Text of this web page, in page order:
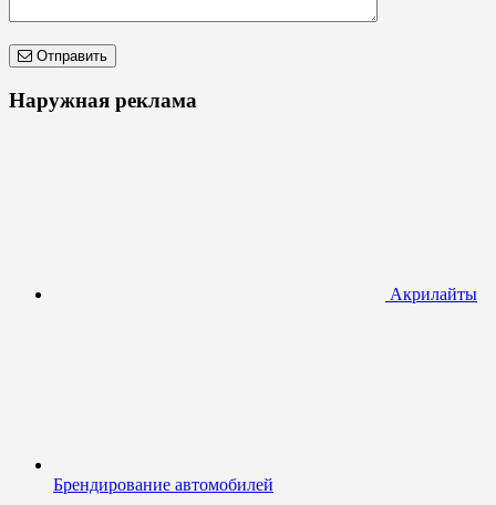
Отправить
Наружная реклама
Акрилайты
Брендирование автомобилей